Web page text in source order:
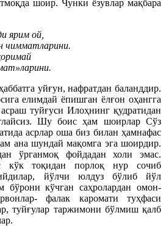
шоир. Чунки ёзувлар мақбара
ярим ой,
чимматларини.
уйғун, нафратдан баланддир.
елимдай ёпишган ёлғон оҳангга
туйғуси Илоҳнинг қудратидан
Шу боис ҳам шоирлар Сўз
асрлар оша биз билан ҳамнафас
ана шундай мақомга эга шоирдир.
ўрганмоқ фойдадан холи эмас.
кўк тоқидан порлоқ нур сочиб
йўлчи юлдуз бўлиб йўл
бўрони кўчган саҳролардан омон-
фалак каромати туҳфаси
туйғулар таржимони бўлмиш қалб